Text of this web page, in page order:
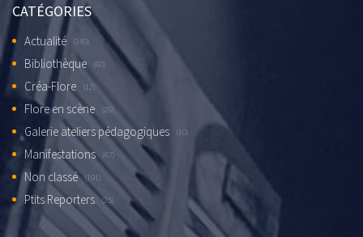
CATÉGORIES
Actualité (349)
Bibliothèque (60)
Créa-Flore (12)
Flore en scène (26)
Galerie ateliers pédagogiques (10)
Manifestations (67)
Non classé (191)
Ptits Reporters (25)